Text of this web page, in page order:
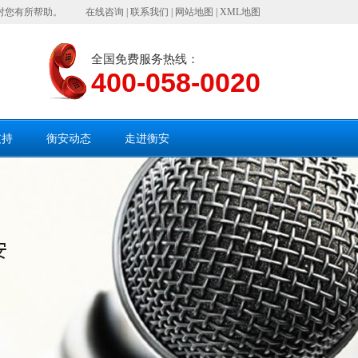
有所帮助。 在线咨询 联系我们 网站地图 XML地图
全国免费服务热线：
400-058-0020
衡安动态 走进衡安